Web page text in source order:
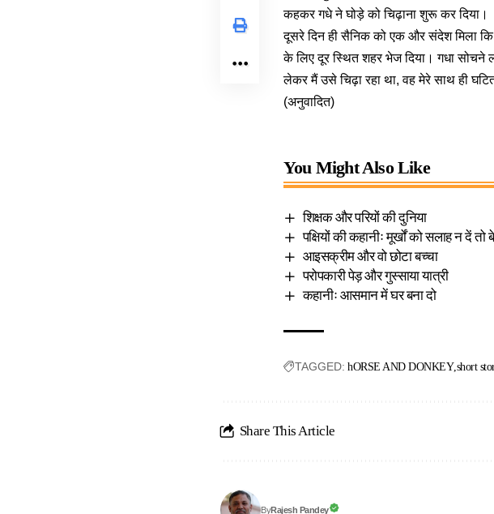
कहकर गधे ने घोड़े को चिढ़ाना शुरू कर दिया।
दूसरे दिन ही सैनिक को एक और संदेश मिला कि
के लिए दूर स्थित शहर भेज दिया। गधा सोचने
लेकर मैं उसे चिढ़ा रहा था, वह मेरे साथ ही
(अनुवादित)
You Might Also Like
शिक्षक और परियों की दुनिया
पक्षियों की कहानीः मूर्खों को सलाह न दें तो
आइसक्रीम और वो छोटा बच्चा
परोपकारी पेड़ और गुस्साया यात्री
कहानीः आसमान में घर बना दो
TAGGED: hORSE AND DONKEY short
Share This Article
ByRajesh Pandey